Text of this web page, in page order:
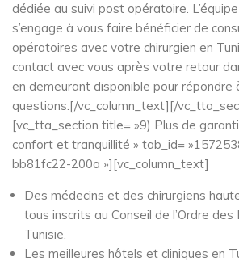
dédiée au suivi post opératoire.
s’engage à vous faire bénéficier de
opératoires avec votre chirurgien en
contact avec vous après votre retour
en demeurant disponible pour répondre
questions.[/vc_column_text][/
[vc_tta_section title= »9) Plus de
confort et tranquillité » tab_id=
bb81fc22-200a »][vc_column_text]
Des médecins et des chirurgiens
tous inscrits au Conseil de l’Ordre des
Tunisie.
Les meilleures hôtels et cliniques en